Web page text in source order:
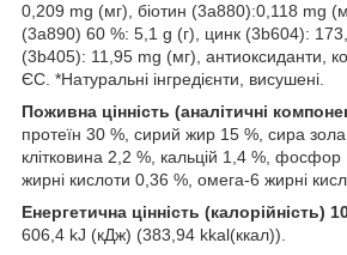
0,209 mg (мг), біотин (3а880):0,118 mg
(3а890) 60 %: 5,1 g (г), цинк (3b604):
(3b405): 11,95 mg (мг), антиоксиданти,
ЄС. *Натуральні інгредієнти, висушені.
Поживна цінність (аналітичні
протеїн 30 %, сирий жир 15 %, сира
клітковина 2,2 %, кальцій 1,4 %,
жирні кислоти 0,36 %, омега-6 жирні
Енергетична цінність (калорійність)
606,4 kJ (кДж) (383,94 kkal(ккал)).